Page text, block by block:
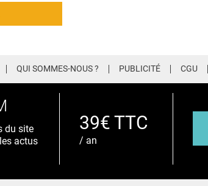
QUI SOMMES-NOUS ? PUBLICITÉ CGU
du site
actus
39€ TTC
/ an